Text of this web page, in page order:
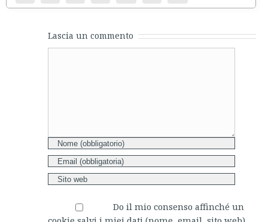
Lascia un commento
Do il mio consenso affinché un